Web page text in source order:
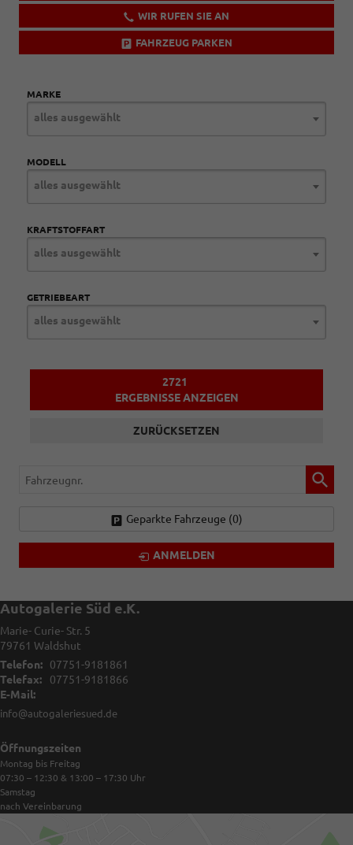
WIR RUFEN SIE AN
FAHRZEUG PARKEN
MARKE
alles ausgewählt
MODELL
alles ausgewählt
KRAFTSTOFFART
alles ausgewählt
GETRIEBEART
alles ausgewählt
2721
ERGEBNISSE ANZEIGEN
ZURÜCKSETZEN
Fahrzeugnr.
Geparkte Fahrzeuge (0)
ANMELDEN
Autogalerie Süd e.K.
Marie- Curie- Str. 5
79761 Waldshut
Telefon:
07751-9181861
Telefax:
07751-9181866
E-Mail:
info@autogaleriesued.de
Öffnungszeiten
Montag bis Freitag
07:30 – 12:30 & 13:00 – 17:30 Uhr
Samstag
nach Vereinbarung